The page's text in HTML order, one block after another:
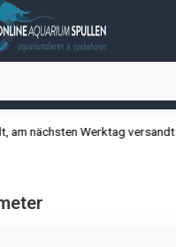
am nächsten Werktag versandt